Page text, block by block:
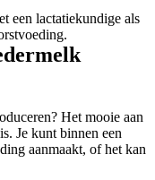
een lactatiekundige als
Het mooie aan
Je kunt binnen een
aanmaakt, of het kan